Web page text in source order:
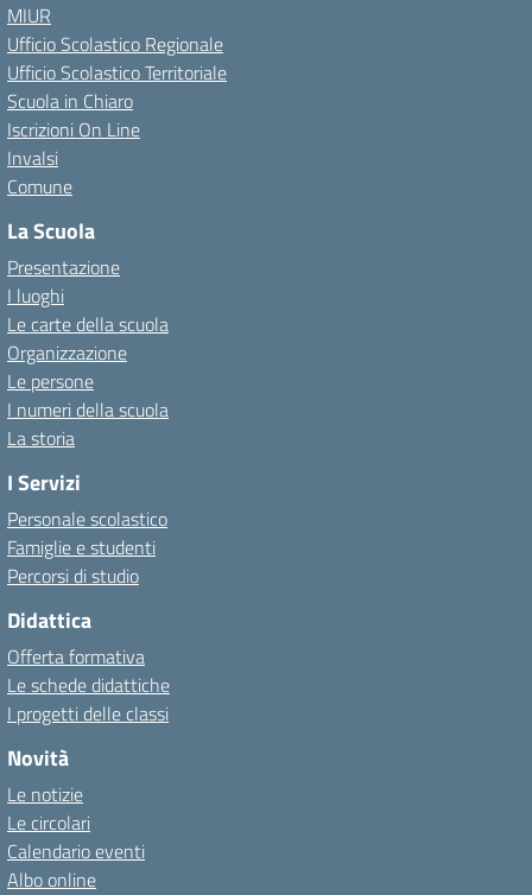
MIUR
Ufficio Scolastico Regionale
Ufficio Scolastico Territoriale
Scuola in Chiaro
Iscrizioni On Line
Invalsi
Comune
La Scuola
Presentazione
I luoghi
Le carte della scuola
Organizzazione
Le persone
I numeri della scuola
La storia
I Servizi
Personale scolastico
Famiglie e studenti
Percorsi di studio
Didattica
Offerta formativa
Le schede didattiche
I progetti delle classi
Novità
Le notizie
Le circolari
Calendario eventi
Albo online